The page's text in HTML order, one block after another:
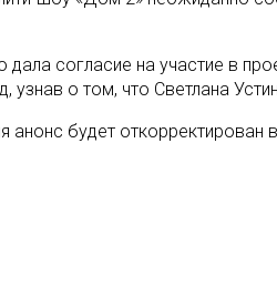
согласие на участие в
о том, что Светлана
будет откорректирован